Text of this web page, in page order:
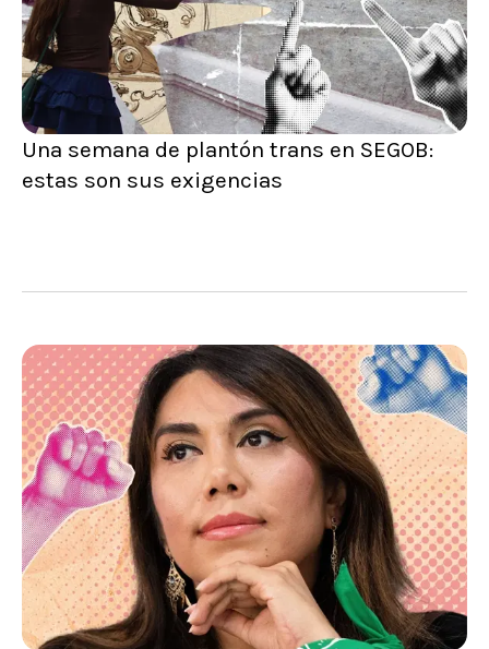
Una semana de plantón trans en SEGOB:
estas son sus exigencias